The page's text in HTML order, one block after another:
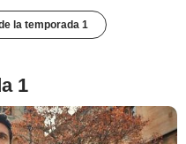
la temporada 1
1